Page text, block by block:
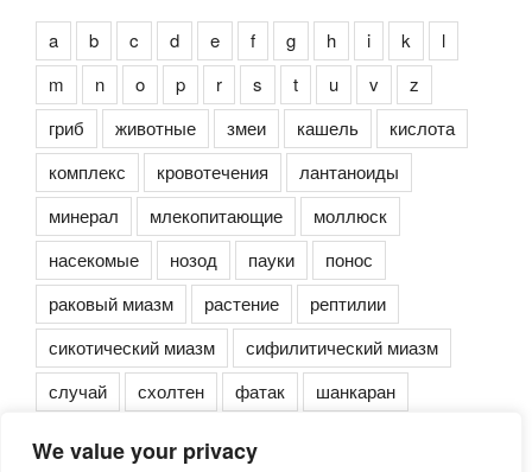
We value your privacy
a b c d e f g h i k
l
m
n o p r s t u v
z
гриб
животные змеи кашель
кислота
комплекс
кровотечения
лантаноиды
минерал
млекопитающие
моллюск
насекомые
нозод пауки
понос
раковый миазм
растение
рептилии
сикотический миазм
сифилитический миазм
случай
схолтен фатак шанкаран